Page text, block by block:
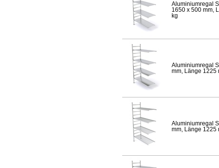
Aluminiumregal
1650 x 500 mm,
kg
Aluminiumregal
mm, Länge 1225
Aluminiumregal
mm, Länge 1225